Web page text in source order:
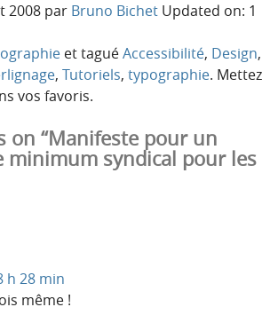
2008 par Bruno Bichet Updated on: 1
et taguéAccessibilité, Design,
, Tutoriels, typographie. Mettez
vos favoris.
on “Manifeste pour un
minimum syndical pour les
h 28 min
même !